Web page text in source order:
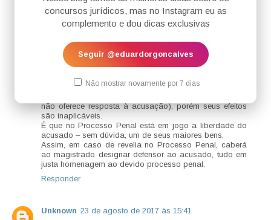
concursos jurídicos, mas no Instagram eu as
complemento e dou dicas exclusivas
Seguir @eduardorgoncalves
Não mostrar novamente por 7 dias
LUIZ MUNIZ
Primeiramente é importante distinguir o instituto da
revelia de seus efeitos. A revelia é caracterizada pela
implicam considerar como verdadeiros os fatos
alegados pelo autor na peça inicial.
No Processo Civil, em se tratando de direito disponível,
a revelia e seus efeitos são aplicáveis ao réu que,
regularmente citado, deixa de oferecer contestação.
não oferece resposta à acusação), porém seus efeitos
são inaplicáveis.
É que no Processo Penal está em jogo a liberdade do
acusado – sem dúvida, um de seus maiores bens.
Assim, em caso de revelia no Processo Penal, caberá
ao magistrado designar defensor ao acusado, tudo em
justa homenagem ao devido processo penal.
Responder
Unknown 23 de agosto de 2017 às 15:41